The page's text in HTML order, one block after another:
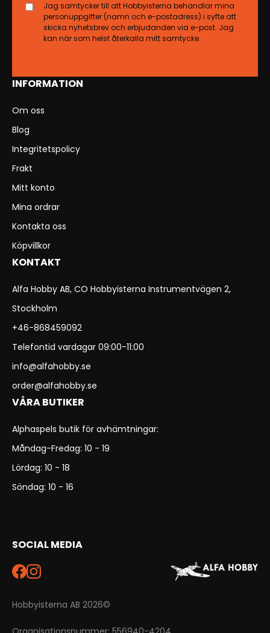
INFORMATION
Om oss
Blog
Integritetspolicy
Frakt
Mitt konto
Mina ordrar
Kontakta oss
Köpvillkor
KONTAKT
Alfa Hobby AB, CO Hobbyisterna Instrumentvägen 2,
Stockholm
+46-868459092
Telefontid vardagar 09:00-11:00
info@alfahobby.se
order@alfahobby.se
VÅRA BUTIKER
Alphaspels butik för avhämtningar:
Måndag-Fredag: 10 - 19
Lördag: 10 - 18
Söndag: 10 - 16
SOCIAL MEDIA
Jag samtycker till att Hobbyisterna behandlar mina
personuppgifter (namn och e-postadress) i syfte att
skicka nyhetsbrev och erbjudanden via e-post. Jag
kan när som helst återkalla mitt samtycke.
Hobbyisterna AB 2026©